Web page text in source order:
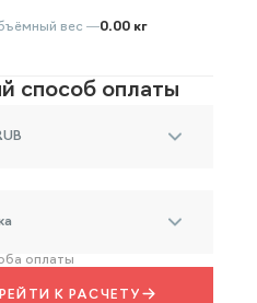
вес —0.00 кг
способ оплаты
оплаты
К РАСЧЕТУ